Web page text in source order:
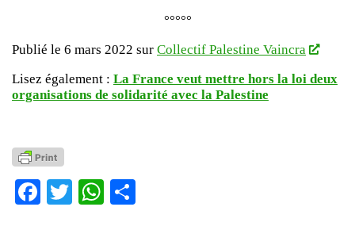
°°°°°
Publié le 6 mars 2022 sur Collectif Palestine Vaincra
Lisez également : La France veut mettre hors la loi deux
organisations de solidarité avec la Palestine
Facebook
TwitterWhatsApp